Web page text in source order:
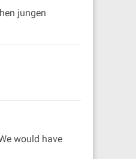
jungen
would have